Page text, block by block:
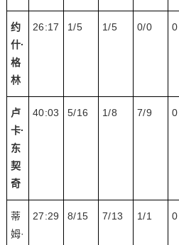
约
什·
格
林
26:17 1/5 1/5 0/0 0
卢
卡·
东
契
奇
40:03 5/16 1/8 7/9 0
蒂
姆·
27:29 8/15 7/13 1/1 0